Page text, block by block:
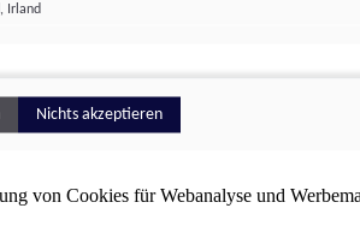
von Cookies für Webanalyse und
Irland
Nichts akzeptieren